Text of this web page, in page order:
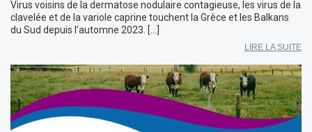
Virus voisins de la dermatose nodulaire contagieuse, les virus de la
clavelée et de la variole caprine touchent la Grèce et les Balkans
du Sud depuis l’automne 2023. […]
LIRE LA SUITE